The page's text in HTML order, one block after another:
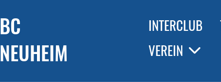
INTERCLUB
VEREIN
BC
NEUHEIM